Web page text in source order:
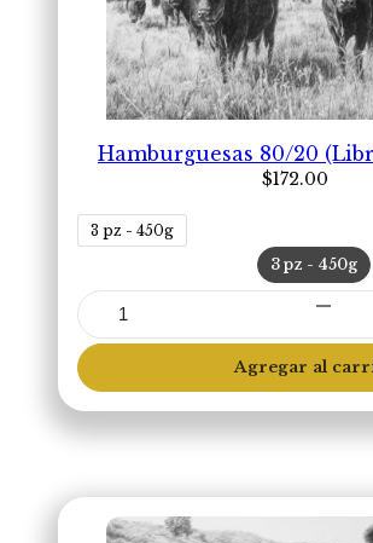
Hamburguesas 80/20
$172.00
3 pz - 450g
3 pz - 450g
Hamburguesas
80/20
(Libre
Pastoreo)
cantidad
Agregar al